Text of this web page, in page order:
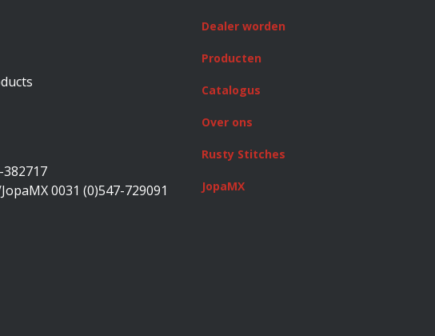
382717
0031 (0)547-729091
Dealer worden
Producten
Catalogus
Over ons
Rusty Stitches
JopaMX